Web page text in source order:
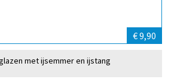
€ 9,90
met ijsemmer en ijstang